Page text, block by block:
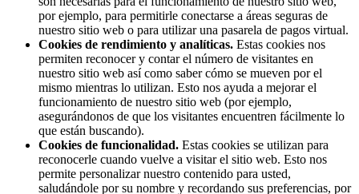
por ejemplo, para permitirle conectarse a áreas seguras de
nuestro sitio web o para utilizar una pasarela de pagos virtual.
Cookies de rendimiento y analíticas. Estas cookies nos
permiten reconocer y contar el número de visitantes en
nuestro sitio web así como saber cómo se mueven por el
mismo mientras lo utilizan. Esto nos ayuda a mejorar el
funcionamiento de nuestro sitio web (por ejemplo,
asegurándonos de que los visitantes encuentren fácilmente lo
que están buscando).
Cookies de funcionalidad. Estas cookies se utilizan para
reconocerle cuando vuelve a visitar el sitio web. Esto nos
permite personalizar nuestro contenido para usted,
saludándole por su nombre y recordando sus preferencias, por